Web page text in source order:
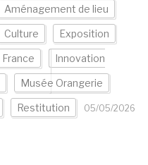
Aménagement de lieu
Culture Exposition
France Innovation
Musée Orangerie
Restitution
05/05/2026